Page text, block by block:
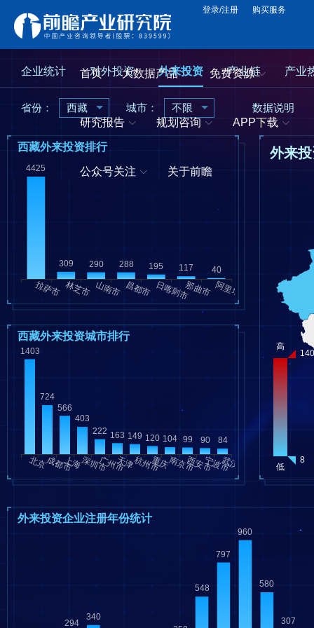
首页 大数据产品 免费资源
研究报告 规划咨询 APP下载
公众号关注 关于前瞻
登录/注册 购买服务
企业统计 对外投资 外来投资 产业链 产业
省份： 西藏 城市： 不限 数据说明
西藏外来投资排行
西藏外来投资城市排行
外来
外来投资企业注册年份统计